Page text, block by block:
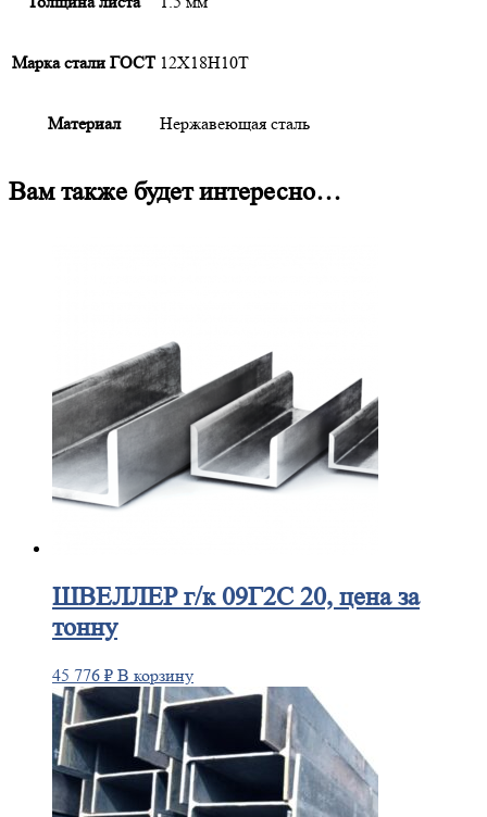
Марка стали ГОСТ 12Х18Н10Т
Материал Нержавеющая сталь
Вам также будет интересно…
ШВЕЛЛЕРг/к 09Г2С 20, цена за
тонну
45 776 ₽ В корзину